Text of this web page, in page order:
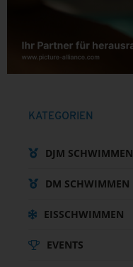
KATEGORIEN
DJM SCHWIMMEN
DM SCHWIMMEN
EISSCHWIMMEN
EVENTS